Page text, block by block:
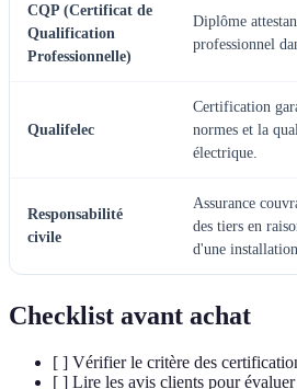
CQP (Certificat de
Qualification
Professionnelle)
Diplôme
professionnel
Qualifelec
Certification
normes et la
électrique.
Responsabilité
civile
Assurance
des tiers en
d'une installation.
Checklist avant achat
[ ] Vérifier le critère des
[ ] Lire les avis clients pour